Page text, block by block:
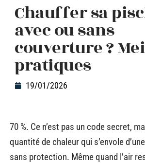
Chauffer sa
avec ou sans
couverture ?
pratiques
19/01/2026
70 %. Ce n’est pas un code secret,
quantité de chaleur qui s’envole
sans protection. Même quand l’air